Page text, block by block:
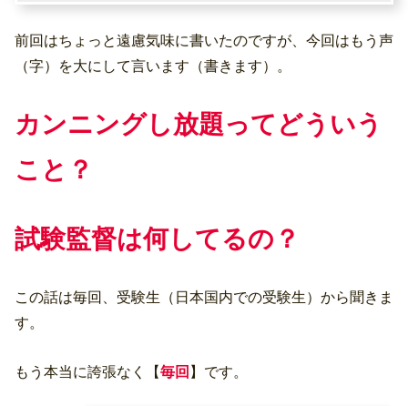
前回はちょっと遠慮気味に書いたのですが、今回はもう声
（字）を大にして言います（書きます）。
カンニングし放題ってどういう
こと？
試験監督は何してるの？
この話は毎回、受験生（日本国内での受験生）から聞きま
す。
もう本当に誇張なく【毎回 】です。